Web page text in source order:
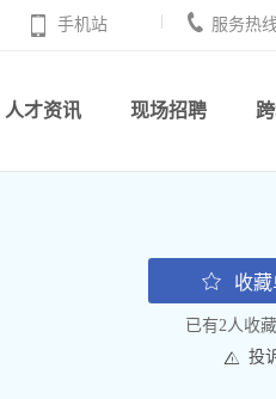
手机站 服务热
人才资讯 现场招聘
收
已有2人收
投